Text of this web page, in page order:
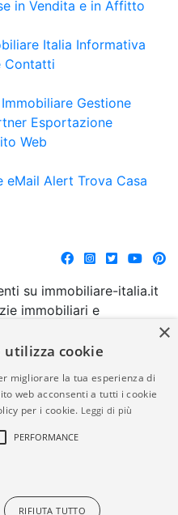
Italia Informativa
Contatti
Gestione
Esportazione
Web
eMail Alert Trova Casa
su immobiliare-italia.it
immobiliari e
da parte di
immobiliare-italia.it
veridicità, della
della normativa in
altro aspetto dei
Powered by
×
utilizza cookie
migliorare la tua esperienza di
web acconsenti a tutti i cookie
per i cookie. Leggi di più
PERFORMANCE
RIFIUTA TUTTO